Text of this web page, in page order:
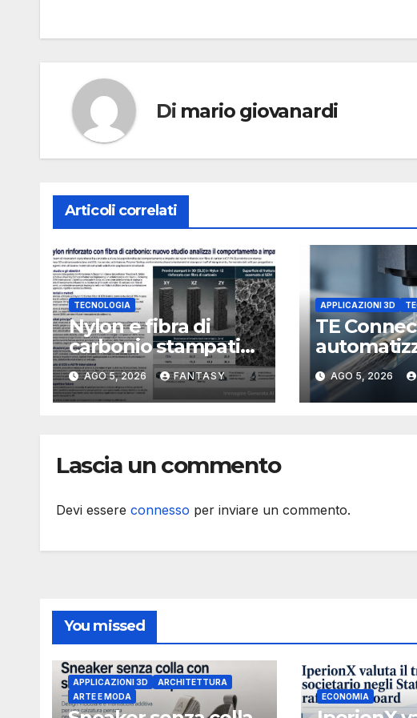
Di mario giovanardi
Articoli correlati
TECNOLOGIA
Nylon e fibra di
carbonio stampati
in 3D perché la
resistenza agli urti
dipende dal
AGO 5, 2026 FANTASY
APPLICAZIONI 3D
TE
cateteri
stampa 3D
AGO 5, 2026
Lascia un commento
Devi essere connesso per inviare un commento.
You missed
APPLICAZIONI 3D
ARCHITETTURA
ARTE E MODA
ECONOMIA